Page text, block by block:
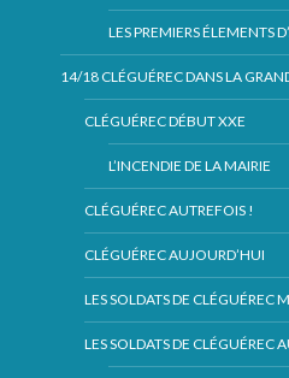
LES PREMIERS ÉLEMENTS
14/18 CLÉGUÉREC DANS LA
CLÉGUÉREC DÉBUT XXE
L’INCENDIE DE LA MAIRIE
CLÉGUÉREC AUTREFOIS !
CLÉGUÉREC AUJOURD’HUI
LES SOLDATS DE CLÉGUÉREC
LES SOLDATS DE CLÉGUÉREC